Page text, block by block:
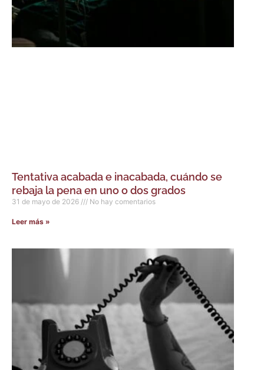
Tentativa acabada e inacabada, cuándo se
rebaja la pena en uno o dos grados
31 de mayo de 2026 No hay comentarios
Leer más »